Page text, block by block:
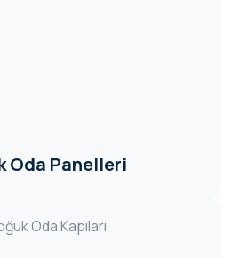
Oda Panelleri